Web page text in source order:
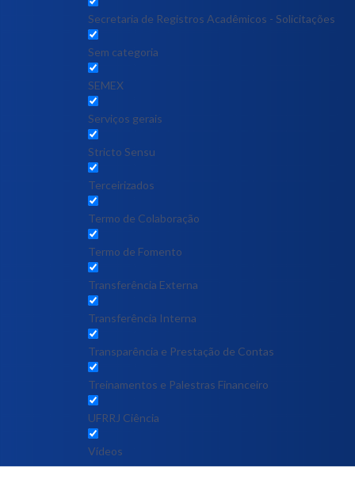
Secretaria de Registros Acadêmicos - Solicitações
Sem categoria
SEMEX
Serviços gerais
Stricto Sensu
Terceirizados
Termo de Colaboração
Termo de Fomento
Transferência Externa
Transferência Interna
Transparência e Prestação de Contas
Treinamentos e Palestras Financeiro
UFRRJ Ciência
Vídeos